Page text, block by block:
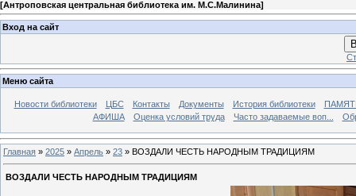
[Антроповская центральная библиотека им. М.С.Малинина]
Вход на сайт
Меню сайта
Новости библиотеки ЦБС Контакты Документы История библиотеки
АФИША
Оценка условий труда Часто задаваемые воп...
Главная » 2025 » Апрель » 23 » ВОЗДАЛИ ЧЕСТЬ НАРОДНЫМ ТРАДИЦИЯМ
ВОЗДАЛИ ЧЕСТЬ НАРОДНЫМ ТРАДИЦИЯМ